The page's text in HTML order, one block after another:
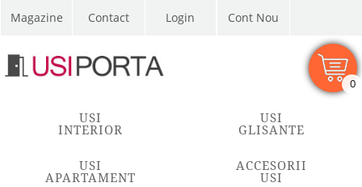
Magazine Contact Cont Nou
0
USI
INTERIOR
USI
GLISANTE
USI
APARTAMENT
ACCESORII
USI